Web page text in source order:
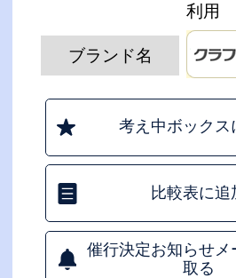
利用
ブランド名
考え中ボックス
比較表に追
催行決定お知らせメ
取る